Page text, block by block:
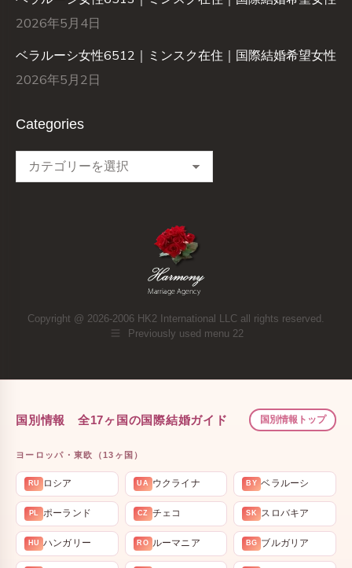
2026年5月4日
ベラルーシ女性6512｜ミンスク在住｜国際結婚希望女性
2026年5月2日
Categories
Categories
Copyright @ 2026-2006 HK2 International LLC all rights reserved.
Previously used menu 22
国別情報 全17ヶ国の国際結婚ガイド 国別情報トップ
ヨーロッパ・東欧（13ヶ国）
RU ロシア UA ウクライナ BY ベラルーシ
PL ポーランド CZ チェコ SK スロバキア
HU ハンガリー RO ルーマニア BG ブルガリア